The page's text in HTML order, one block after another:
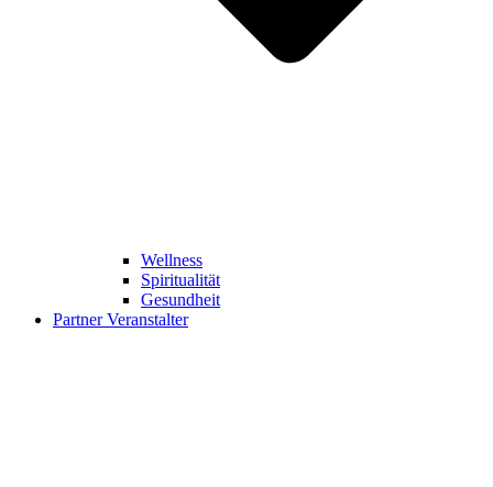
Wellness
Spiritualität
Gesundheit
Partner Veranstalter